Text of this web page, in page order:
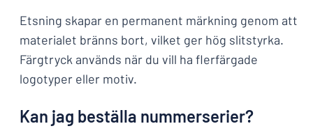
Etsning skapar en permanent märkning genom att
materialet bränns bort, vilket ger hög slitstyrka.
Färgtryck används när du vill ha flerfärgade
logotyper eller motiv.
Kan jag beställa nummerserier?